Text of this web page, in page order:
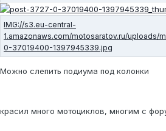
Можно слепить подиума под колонки
красил много мотоциклов, многим с